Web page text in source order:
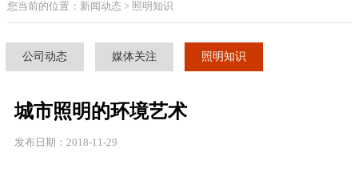
您当前的位置：新闻动态 > 照明知识
公司动态 媒体关注 照明知识
城市照明的环境艺术
发布日期：2018-11-29